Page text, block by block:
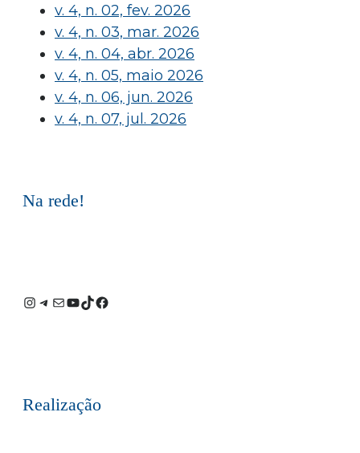
v. 4, n. 02, fev. 2026
v. 4, n. 03, mar. 2026
v. 4, n. 04, abr. 2026
v. 4, n. 05, maio 2026
v. 4, n. 06, jun. 2026
v. 4, n. 07, jul. 2026
Na rede!
Instagram
Telegram
E-Youtube
TikTok
Facebook
Realização